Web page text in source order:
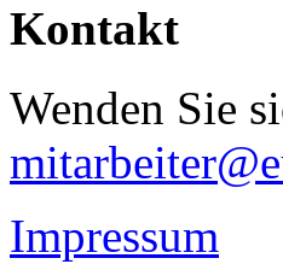
Kontakt
Wenden Sie
Impressum